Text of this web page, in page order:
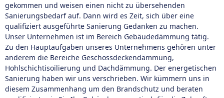
gekommen und weisen einen nicht zu übersehenden
Sanierungsbedarf auf. Dann wird es Zeit, sich über eine
qualifiziert ausgeführte Sanierung Gedanken zu machen.
Unser Unternehmen ist im Bereich Gebäudedämmung tätig.
Zu den Hauptaufgaben unseres Unternehmens gehören unter
anderem die Bereiche Geschossdeckendämmung,
Hohlschichtisoilierung und Dachdämmung. Der energetischen
Sanierung haben wir uns verschrieben. Wir kümmern uns in
diesem Zusammenhang um den Brandschutz und beraten